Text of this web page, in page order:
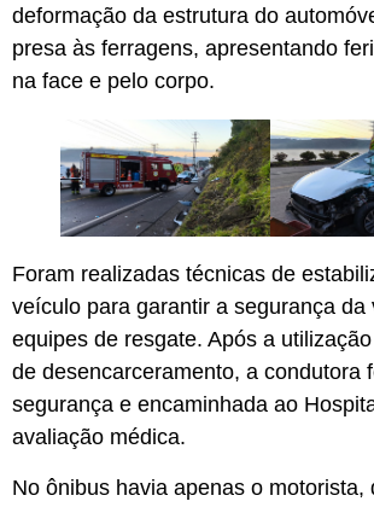
deformação da estrutura do
presa às ferragens, apresentando
na face e pelo corpo.
Foram realizadas técnicas de
veículo para garantir a segurança da
equipes de resgate. Após a
de desencarceramento, a condutora
segurança e encaminhada ao
avaliação médica.
No ônibus havia apenas o motorista,